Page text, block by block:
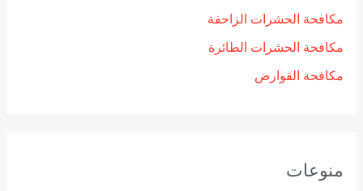
مكافحة الحشرات الزاحفة
مكافحة الحشرات الطائرة
مكافحة القوارض
منوعات